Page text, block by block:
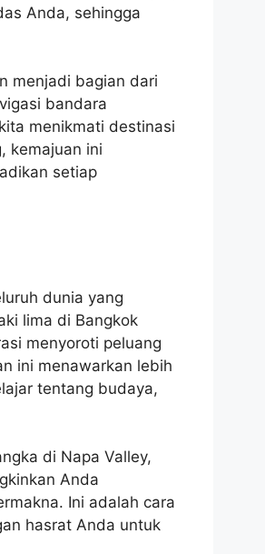
Anda, sehingga
menjadi bagian dari
bandara
menikmati destinasi
kemajuan ini
setiap
dunia yang
lima di Bangkok
menyoroti peluang
ini menawarkan lebih
tentang budaya,
di Napa Valley,
Anda
Ini adalah cara
hasrat Anda untuk